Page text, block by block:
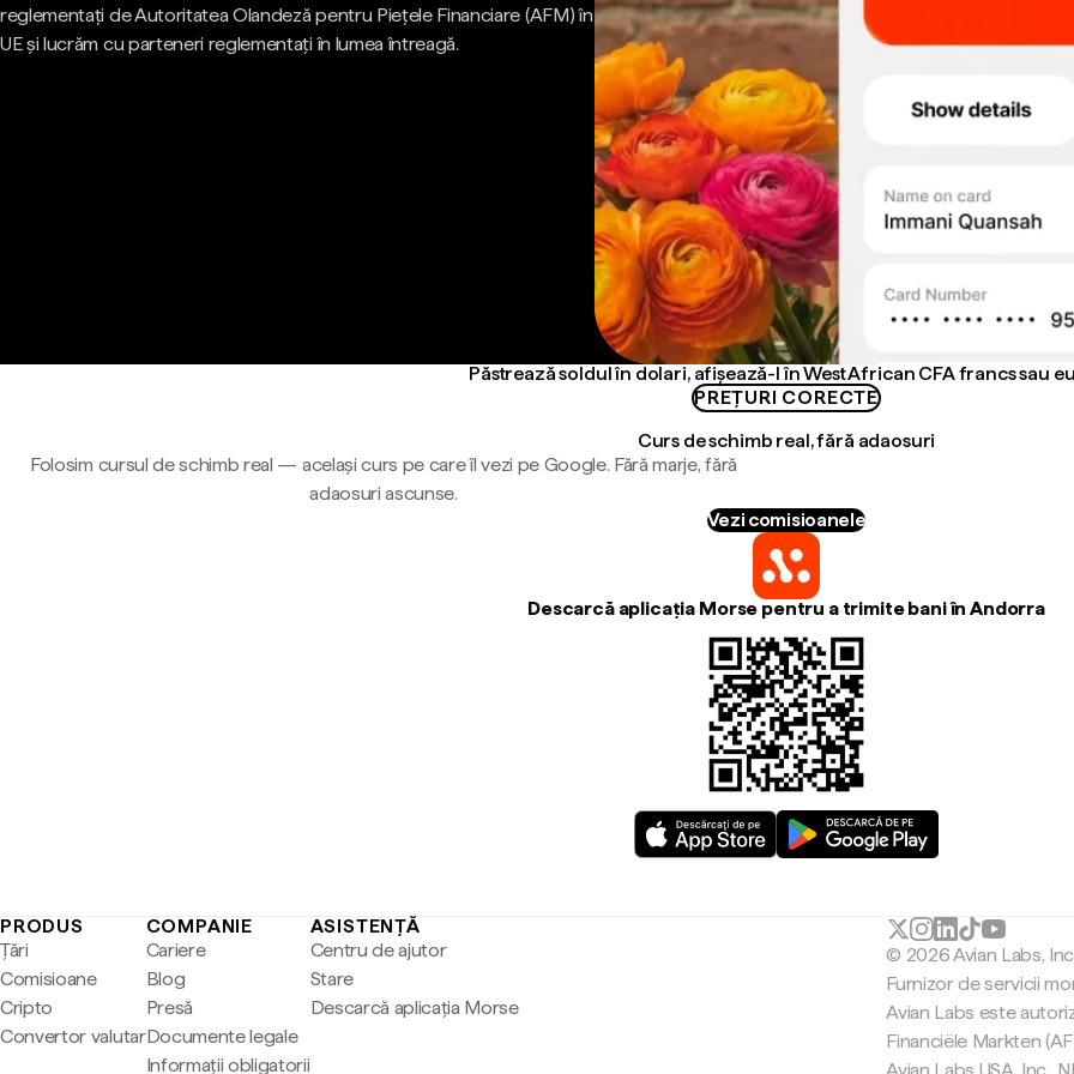
reglementați de Autoritatea Olandeză pentru Piețele Financiare (AFM) în
UE și lucrăm cu parteneri reglementați în lumea întreagă.
Păstrează soldul în dolari, afișează-l în West African CFA francs sau
PREȚURI CORECTE
Curs de schimb real, fără adaosuri
Folosim cursul de schimb real — același curs pe care îl vezi pe Google. Fără marje, fără
adaosuri ascunse.
Vezi comisioanele
Descarcă aplicația Morse pentru a trimite bani în Andorra
PRODUS
Țări
Comisioane
Cripto
Convertor valutar
COMPANIE
Cariere
Blog
Presă
Documente legale
Informații obligatorii
ASISTENȚĂ
Centru de ajutor
Stare
Descarcă aplicația Morse
© 2026 Avian Labs, Inc
Furnizor de servicii
Avian Labs este
Financiële Markten